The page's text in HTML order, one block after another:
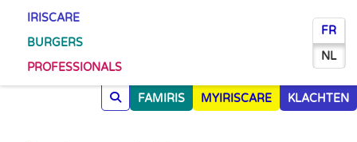
IRISCARE
BURGERS
PROFESSIONALS
FR
NL
FAMIRIS MYIRISCARE KLACHTEN